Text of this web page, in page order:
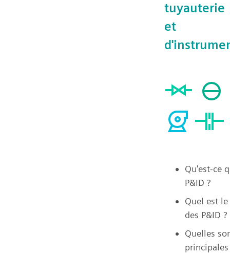
tuyauterie
et
Qu'est-ce
P&ID ?
Quel est
des P&ID ?
Quelles
principales